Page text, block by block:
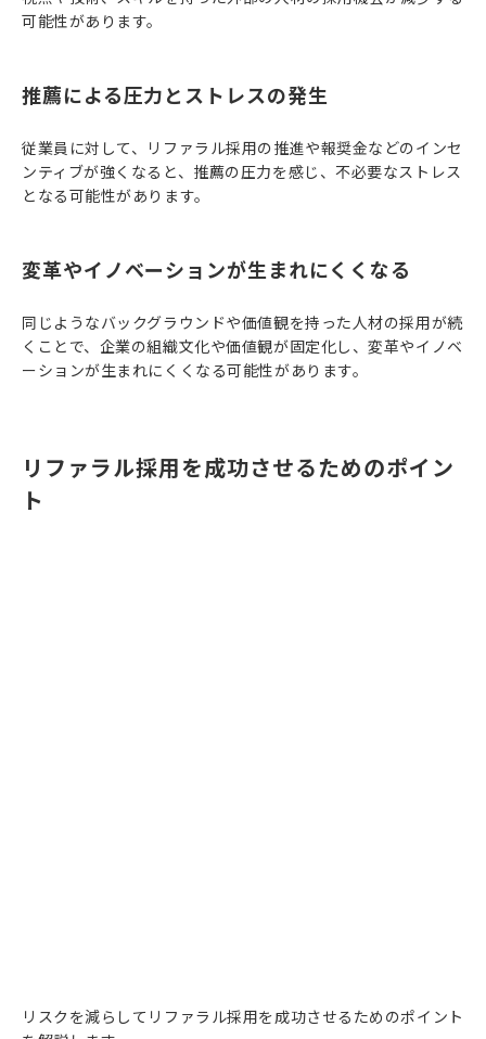
可能性があります。
推薦による圧力とストレスの発生
従業員に対して、リファラル採用の推進や報奨金などのインセ
ンティブが強くなると、推薦の圧力を感じ、不必要なストレス
となる可能性があります。
変革やイノベーションが生まれにくくなる
同じようなバックグラウンドや価値観を持った人材の採用が続
くことで、企業の組織文化や価値観が固定化し、変革やイノベ
ーションが生まれにくくなる可能性があります。
リファラル採用を成功させるためのポイン
ト
リスクを減らしてリファラル採用を成功させるためのポイント